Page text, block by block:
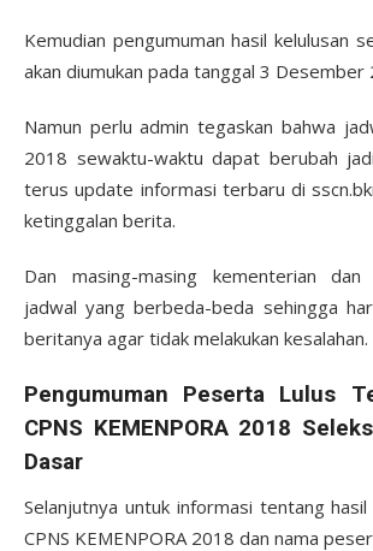
Kemudian pengumuman hasil kelulusan
akan diumukan pada tanggal 3 Desember
Namun perlu admin tegaskan bahwa
2018 sewaktu-waktu dapat berubah
terus update informasi terbaru di
ketinggalan berita.
Dan masing-masing kementerian dan
jadwal yang berbeda-beda sehingga
beritanya agar tidak melakukan kesalahan.
Pengumuman Peserta Lulus
CPNS KEMENPORA 2018
Dasar
Selanjutnya untuk informasi tentang
CPNS KEMENPORA 2018 dan nama